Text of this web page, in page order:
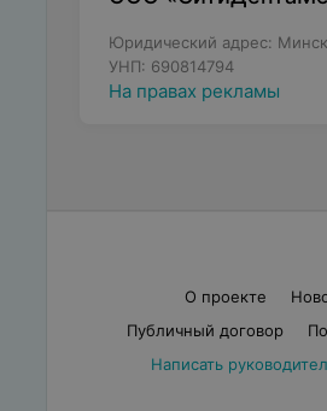
Юридический адрес:
УНП: 690814794
На правах рекламы
О проекте
Публичный договор
Написать